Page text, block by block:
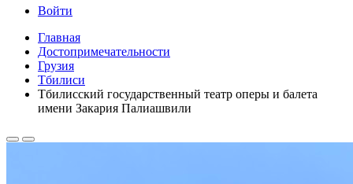
Войти
Главная
Достопримечательности
Грузия
Тбилиси
Тбилисский государственный театр оперы и балета
имени Закария Палиашвили